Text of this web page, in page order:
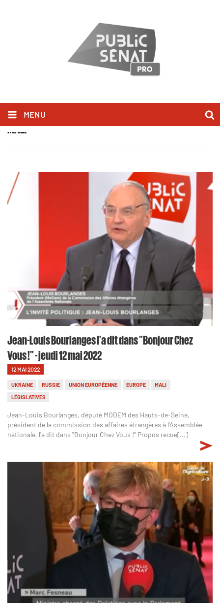
MENU
MALI
Jean-Louis Bourlanges l'a dit dans "Bonjour Chez
Vous !" - jeudi 12 mai 2022
12 MAI 2022
UKRAINE RUSSIE UNION EUROPÉENNE EUROPE
MALI
LÉGISLATIVES
Jean-Louis Bourlanges, député MODEM des Hauts-de-Seine,
président de la commission des affaires étrangères à l'Assemblée
nationale, l'a dit dans "Bonjour Chez Vous !" Propos recue[...]